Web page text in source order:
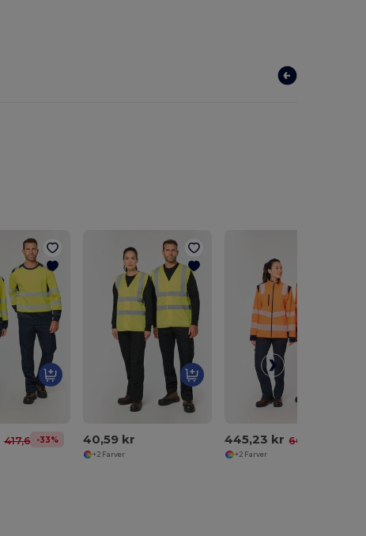
417,66 kr
-33% 40,59 kr
+2 Farver
445,23 kr 660,86 kr
+2 Farver